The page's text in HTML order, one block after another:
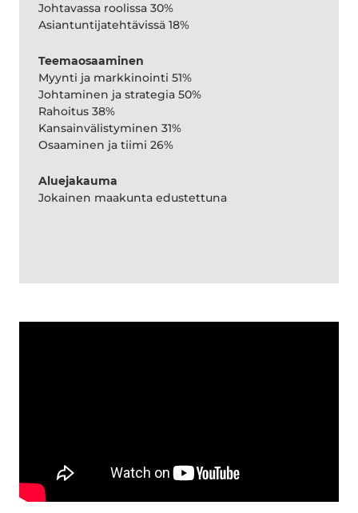
Johtavassa roolissa 30%
Asiantuntijatehtävissä 18%
Teemaosaaminen
Myynti ja markkinointi 51%
Johtaminen ja strategia 50%
Rahoitus 38%
Kansainvälistyminen 31%
Osaaminen ja tiimi 26%
Aluejakauma
Jokainen maakunta edustettuna